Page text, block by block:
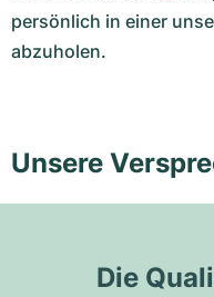
persönlich in einer
abzuholen.
Unsere
Die